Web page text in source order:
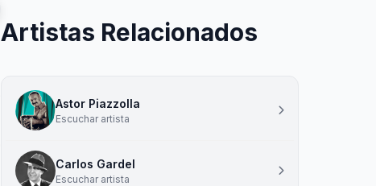
Artistas Relacionados
Astor Piazzolla
Escuchar artista
Carlos Gardel
Escuchar artista